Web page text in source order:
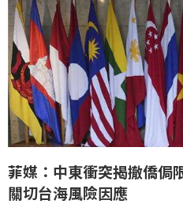
菲媒：中東衝突揭撤僑侷
關切台海風險因應